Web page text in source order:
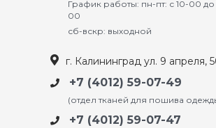
График работы: пн-пт: с 10-00 до
00
сб-вскр: выходной
г. Калининград ул. 9 апреля,
+7 (4012) 59-07-49
(отдел тканей для пошива
+7 (4012) 59-07-47